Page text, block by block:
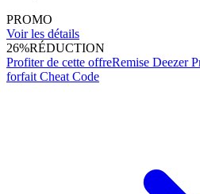
PROMO
Voir les détails
26%RÉDUCTION
Profiter de cette offreRemise Deezer
forfait Cheat Code